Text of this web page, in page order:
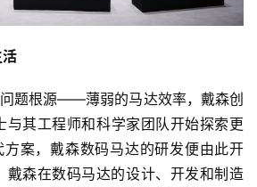
题根源——薄弱的马达效率，戴森创
与其工程师和科学家团队开始探索更
案，戴森数码马达的研发便由此开
戴森在数码马达的设计、开发和制造